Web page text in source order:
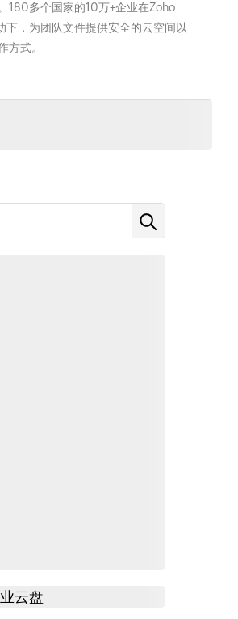
180多个国家的10万+企业在Zoho
下，为团队文件提供安全的云空间以
方式。
云盘